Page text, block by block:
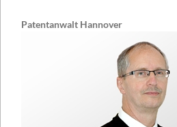
Patentanwalt Hannover